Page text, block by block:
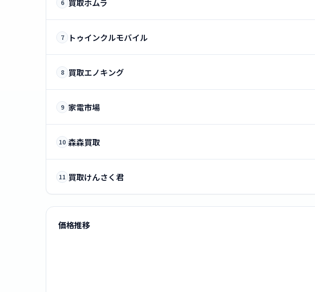
6
7 トゥインクルモバイル
8 買取エノキング
9 家電市場
10 森森買取
11 買取けんさく君
価格推移